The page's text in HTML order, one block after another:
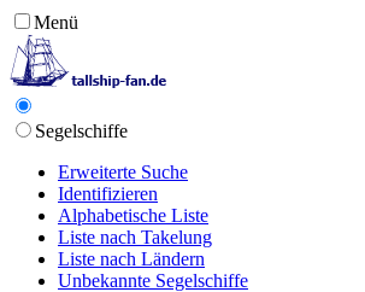
Menü
Segelschiffe
Erweiterte Suche
Identifizieren
Alphabetische Liste
Liste nach Takelung
Liste nach Ländern
Unbekannte Segelschiffe